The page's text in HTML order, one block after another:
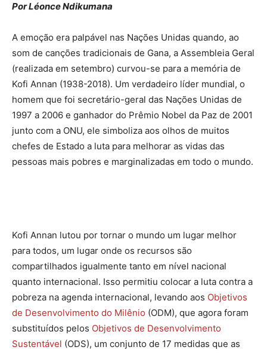
Por Léonce Ndikumana
A emoção era palpável nas Nações Unidas quando, ao
som de canções tradicionais de Gana, a Assembleia Geral
(realizada em setembro) curvou-se para a memória de
Kofi Annan (1938-2018). Um verdadeiro líder mundial, o
homem que foi secretário-geral das Nações Unidas de
1997 a 2006 e ganhador do Prêmio Nobel da Paz de 2001
junto com a ONU, ele simboliza aos olhos de muitos
chefes de Estado a luta para melhorar as vidas das
pessoas mais pobres e marginalizadas em todo o mundo.
Kofi Annan lutou por tornar o mundo um lugar melhor
para todos, um lugar onde os recursos são
compartilhados igualmente tanto em nível nacional
quanto internacional. Isso permitiu colocar a luta contra a
pobreza na agenda internacional, levando aos Objetivos
de Desenvolvimento do Milênio (ODM), que agora foram
substituídos pelos Objetivos de Desenvolvimento
Sustentável (ODS), um conjunto de 17 medidas que as